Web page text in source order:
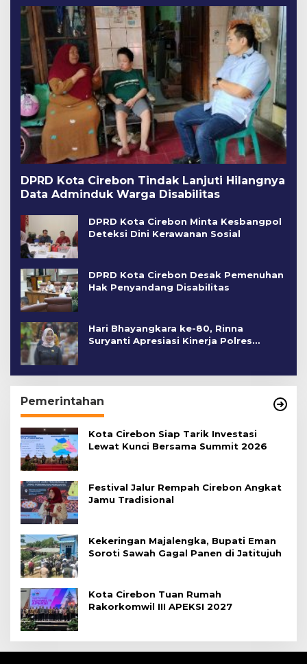
DPRD Kota Cirebon Tindak Lanjuti Hilangnya
Data Adminduk Warga Disabilitas
DPRD Kota Cirebon Minta Kesbangpol
Deteksi Dini Kerawanan Sosial
DPRD Kota Cirebon Desak Pemenuhan
Hak Penyandang Disabilitas
Hari Bhayangkara ke-80, Rinna
Suryanti Apresiasi Kinerja Polres
Pemerintahan
Kota Cirebon Siap Tarik Investasi
Lewat Kunci Bersama Summit 2026
Festival Jalur Rempah Cirebon Angkat
Jamu Tradisional
Kekeringan Majalengka, Bupati Eman
Soroti Sawah Gagal Panen di Jatitujuh
Kota Cirebon Tuan Rumah
Rakorkomwil III APEKSI 2027